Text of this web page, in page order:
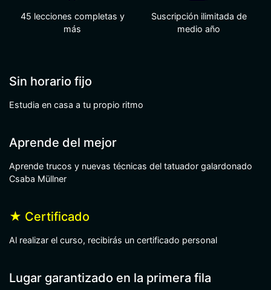
45 lecciones completas y
más
Suscripción ilimitada de
medio año
Sin horario fijo
Estudia en casa a tu propio ritmo
Aprende del mejor
Aprende trucos y nuevas técnicas del tatuador galardonado
Csaba Müllner
★ Certificado
Al realizar el curso, recibirás un certificado personal
Lugar garantizado en la primera fila